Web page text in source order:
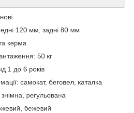
120 мм, задні 80 мм
керма
50 кг
1 до 6 років
самокат, беговел, каталка
знімна, регульована
бежевий